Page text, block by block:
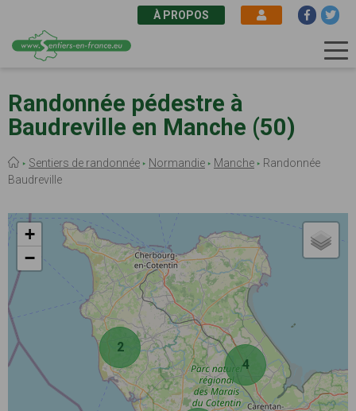
au
contenu
principal
À PROPOS
Randonnée pédestre à
Baudreville en Manche (50)
Fil
d'Ariane
Sentiers de randonnée Normandie Manche
Randonnée
Baudreville
2
4
+
−